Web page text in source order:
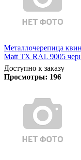
Металлочерепица
Matt TX RAL 9005
Доступно к заказу
Просмотры: 196